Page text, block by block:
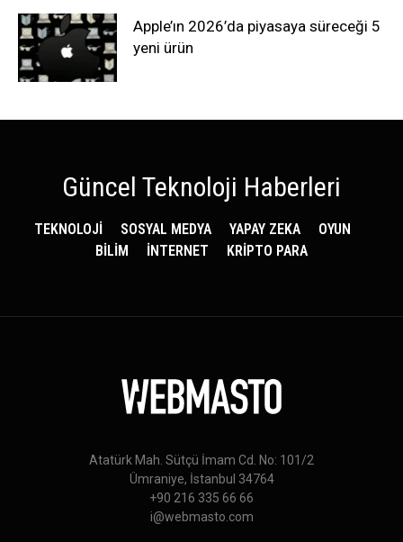
Apple’ın 2026’da piyasaya süreceği 5
yeni ürün
Güncel Teknoloji Haberleri
TEKNOLOJİ SOSYAL MEDYA YAPAY ZEKA
OYUN
BİLİM
İNTERNET KRİPTO PARA
Atatürk Mah. Sütçü İmam Cd. No: 101/2
Ümraniye, İstanbul 34764
+90 216 335 66 66
i@webmasto.com